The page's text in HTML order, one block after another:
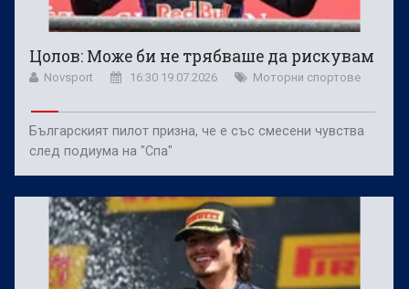
Цолов: Може би не трябваше да рискувам
Novsport 16:30 19.07.2026 Моторни спортове
Българският пилот призна, че е със смесени чувства
след подиума на "Спа"